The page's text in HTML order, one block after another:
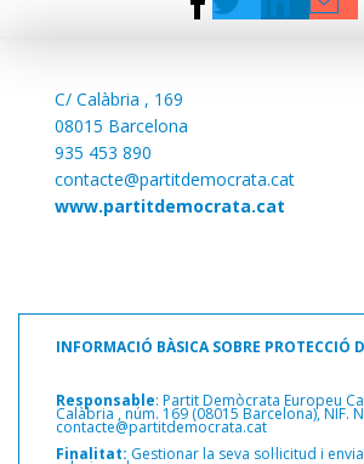
C/ Calàbria , 169
08015 Barcelona
935 453 890
contacte@partitdemocrata.cat
www.partitdemocrata.cat
INFORMACIÓ BÀSICA SOBRE PROTECCIÓ
Responsable: Partit Demòcrata Europeu
Calàbria ,núm. 169 (08015 Barcelona), NIF.
contacte@partitdemocrata.cat
Finalitat: Gestionar la seva sol·licitud i